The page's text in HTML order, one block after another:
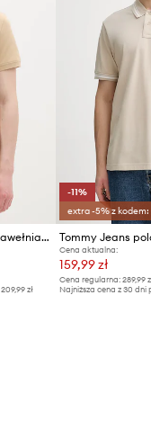
Tommy Jeans polo męskie bawełniane
209,99 zł
-11%
extra -5% z kodem:
Tommy Jeans
Cena aktualna:
159,99 zł
Cena regularna:289,99
Najniższa cena z 30 dni